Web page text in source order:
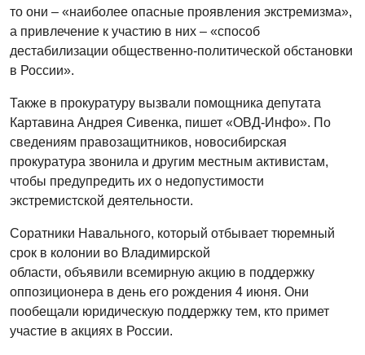
то они – «наиболее опасные проявления экстремизма»,
а привлечение к участию в них – «способ
дестабилизации общественно-политической обстановки
в России».
Также в прокуратуру вызвали помощника депутата
Картавина Андрея Сивенка, пишет «ОВД-Инфо». По
сведениям правозащитников, новосибирская
прокуратура звонила и другим местным активистам,
чтобы предупредить их о недопустимости
экстремистской деятельности.
Соратники Навального, который отбывает тюремный
срок в колонии во Владимирской
области, объявили всемирную акцию в поддержку
оппозиционера в день его рождения 4 июня. Они
пообещали юридическую поддержку тем, кто примет
участие в акциях в России.